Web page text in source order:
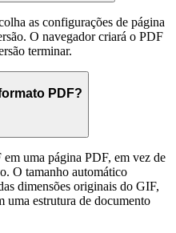
as configurações de página
O navegador criará o PDF
terminar.
PDF?
uma página PDF, em vez de
O tamanho automático
dimensões originais do GIF,
estrutura de documento